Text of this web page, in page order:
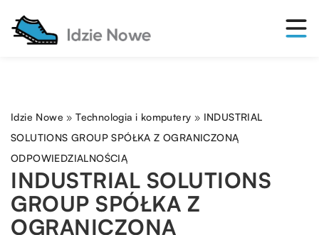
Idzie Nowe »Technologia i komputery » INDUSTRIAL
SOLUTIONS GROUP SPÓŁKA Z OGRANICZONĄ
ODPOWIEDZIALNOŚCIĄ
INDUSTRIAL SOLUTIONS
GROUP SPÓŁKA Z
OGRANICZONĄ